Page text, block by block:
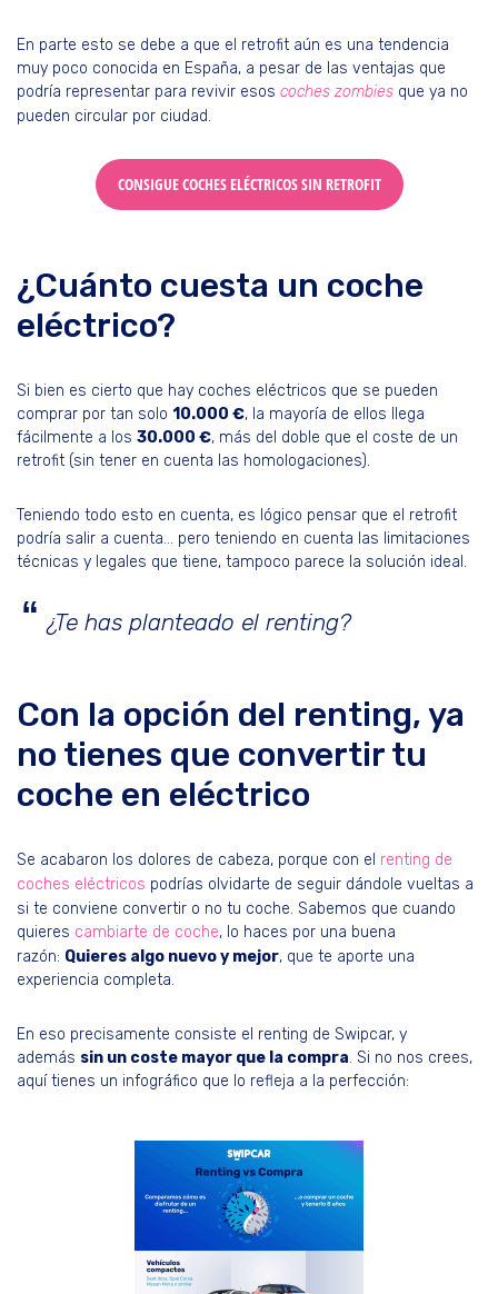
En parte esto se debe a que el retrofit aún es una tendencia
muy poco conocida en España, a pesar de las ventajas que
podría representar para revivir esos coches zombies que ya no
pueden circular por ciudad.
CONSIGUE COCHES ELÉCTRICOS SIN RETROFIT
¿Cuánto cuesta un coche
eléctrico?
Si bien es cierto que hay coches eléctricos que se pueden
comprar por tan solo 10.000 €, la mayoría de ellos llega
fácilmente a los 30.000 €, más del doble que el coste de un
retrofit (sin tener en cuenta las homologaciones).
Teniendo todo esto en cuenta, es lógico pensar que el retrofit
podría salir a cuenta… pero teniendo en cuenta las limitaciones
técnicas y legales que tiene, tampoco parece la solución ideal.
¿Te has planteado el renting?
Con la opción del renting, ya
no tienes que convertir tu
coche en eléctrico
Se acabaron los dolores de cabeza, porque con el renting de
coches eléctricos podrías olvidarte de seguir dándole vueltas a
si te conviene convertir o no tu coche. Sabemos que cuando
quieres cambiarte de coche, lo haces por una buena
razón: Quieres algo nuevo y mejor, que te aporte una
experiencia completa.
En eso precisamente consiste el renting de Swipcar, y
además sin un coste mayor que la compra. Si no nos crees,
aquí tienes un infográfico que lo refleja a la perfección: